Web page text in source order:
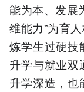
能为本、发展
维能力”为育
炼学生过硬技
升学与就业双
升学深造，也